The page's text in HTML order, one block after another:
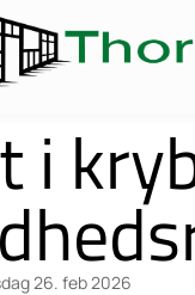
i
26. feb 2026